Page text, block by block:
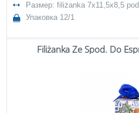
Размер: filiżanka 7x11,5x8,5
Упаковка 12/1
Filiżanka Ze Spod. Do